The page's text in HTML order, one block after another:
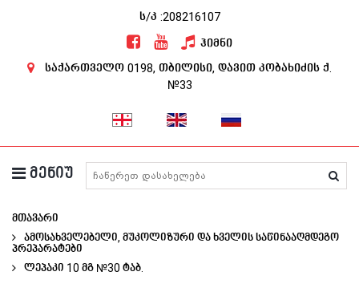
ს/კ :208216107
ჰიმნი
საქართველო 0198, თბილისი, დავით კობახიძის ქ.
№33
მენიუ მედიკამენტების ძიება
მთავარი
ამოსახველებელი, მუკოლიზური და ხველის საწინააღმდეგო
პრეპარატები
Ლეპაკი 10 Მგ №30 Ტაბ.